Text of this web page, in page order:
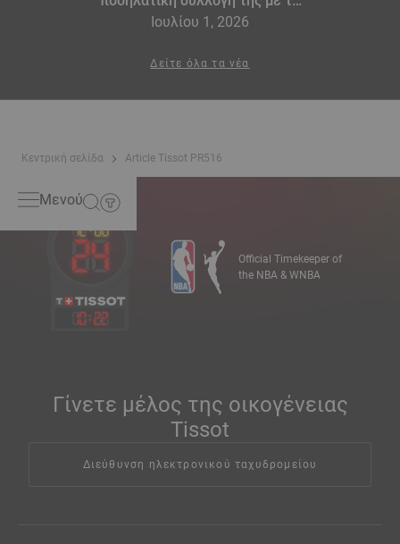
μοντέλα PR 100 Tour de France
Cycling Edition
Ιουλίου 1, 2026
Δείτε όλα τα νέα
Κεντρική σελίδα Article Tissot PR516
Μενού
10:22
Official Timekeeper of
the NBA & WNBA
Γίνετε μέλος της οικογένειας
Tissot
Διεύθυνση ηλεκτρονικού ταχυδρομείου